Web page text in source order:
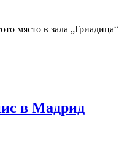
място в зала „Триадица“
в Мадрид